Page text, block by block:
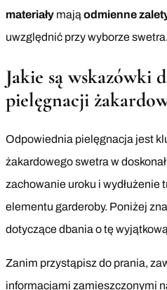
materiały mają odmienne
uwzględnić przy wyborze swetra.
Jakie są wskazówki
pielęgnacji
Odpowiednia pielęgnacja jest
żakardowego swetra w
zachowanie uroku i wydłużenie
elementu garderoby. Poniżej
dotyczące dbania o tę
Zanim przystąpisz do prania,
informacjami zamieszczonymi